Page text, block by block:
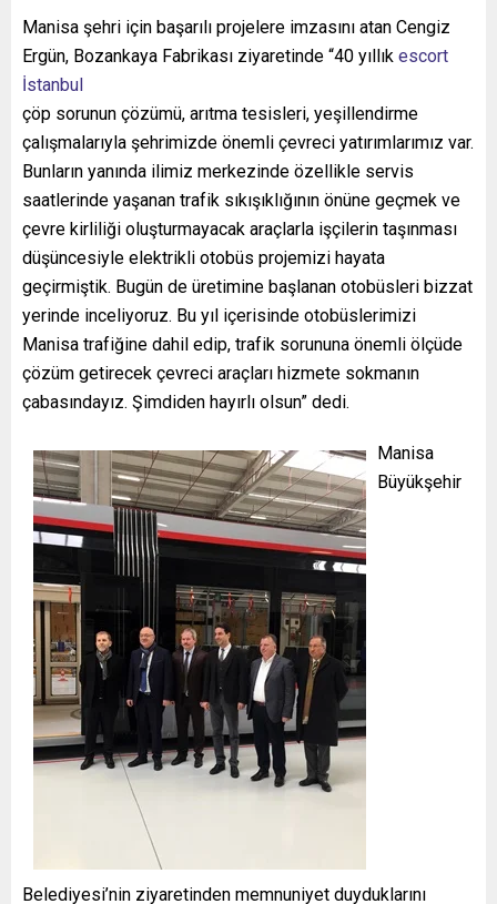
Manisa şehri için başarılı projelere imzasını atan Cengiz
Ergün, Bozankaya Fabrikası ziyaretinde “40 yıllık escort
İstanbul
çöp sorunun çözümü, arıtma tesisleri, yeşillendirme
çalışmalarıyla şehrimizde önemli çevreci yatırımlarımız var.
Bunların yanında ilimiz merkezinde özellikle servis
saatlerinde yaşanan trafik sıkışıklığının önüne geçmek ve
çevre kirliliği oluşturmayacak araçlarla işçilerin taşınması
düşüncesiyle elektrikli otobüs projemizi hayata
geçirmiştik. Bugün de üretimine başlanan otobüsleri bizzat
yerinde inceliyoruz. Bu yıl içerisinde otobüslerimizi
Manisa trafiğine dahil edip, trafik sorununa önemli ölçüde
çözüm getirecek çevreci araçları hizmete sokmanın
çabasındayız. Şimdiden hayırlı olsun” dedi.
Manisa
Büyükşehir
Belediyesi’nin ziyaretinden memnuniyet duyduklarını